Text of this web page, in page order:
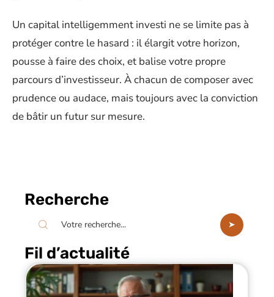
Un capital intelligemment investi ne se limite pas à
protéger contre le hasard : il élargit votre horizon,
pousse à faire des choix, et balise votre propre
parcours d’investisseur. À chacun de composer avec
prudence ou audace, mais toujours avec la conviction
de bâtir un futur sur mesure.
Recherche
Fil d’actualité